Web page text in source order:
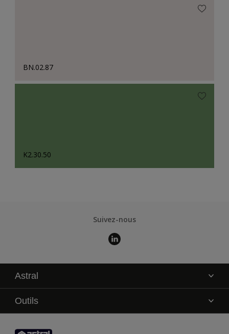
BN.02.87
K2.30.50
Suivez-nous
Astral
La marque
Service technique
Contact
Outils